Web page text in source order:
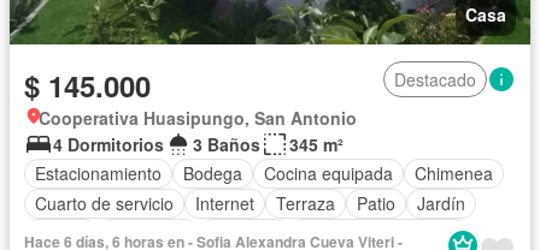
Casa
$ 145.000
Destacado
Cooperativa Huasipungo, San Antonio
4 Dormitorios
3 Baños
345 m²
Estacionamiento
Bodega Cocina equipada
Chimenea
Cuarto de servicio
Internet Terraza Patio
Jardín
Parrilla
Seguridad Conserje
Garita de guardianía
Hace 6 días, 6 horas en - Sofia Alexandra Cueva Viteri -